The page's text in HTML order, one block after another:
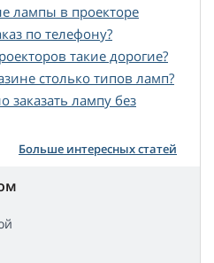
лампы в проекторе
по телефону?
такие дорогие?
столько типов ламп?
заказать лампу без
Больше интересных статей